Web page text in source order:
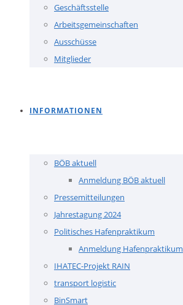
Geschäftsstelle
Arbeitsgemeinschaften
Ausschüsse
Mitglieder
INFORMATIONEN
BÖB aktuell
Anmeldung BÖB aktuell
Pressemitteilungen
Jahrestagung 2024
Politisches Hafenpraktikum
Anmeldung Hafenpraktikum
IHATEC-Projekt RAIN
transport logistic
BinSmart